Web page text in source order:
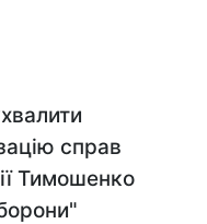
справ
Тимошенко